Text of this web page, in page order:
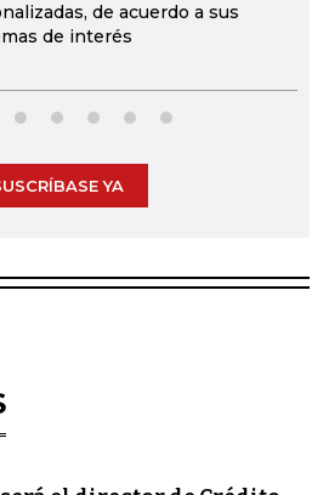
de acuerdo a sus
de interés
YA